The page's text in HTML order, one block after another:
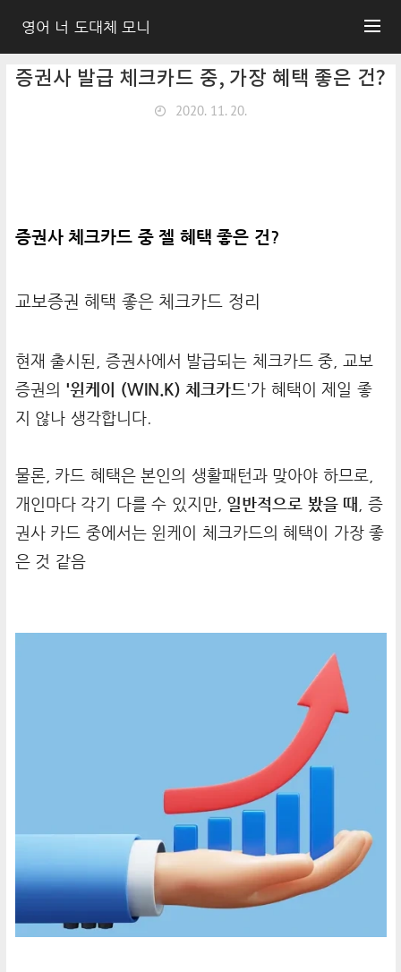
영어 너 도대체 모니
증권사 발급 체크카드 중, 가장 혜택 좋은 건?
2020. 11. 20.
증권사 체크카드 중 젤 혜택 좋은 건?
교보증권 혜택 좋은 체크카드 정리
현재 출시된, 증권사에서 발급되는 체크카드 중, 교보
증권의 '윈케이 (WIN.K) 체크카드'가 혜택이 제일 좋
지 않나 생각합니다.
물론, 카드 혜택은 본인의 생활패턴과 맞아야 하므로,
개인마다 각기 다를 수 있지만, 일반적으로 봤을 때
, 증
권사 카드 중에서는 윈케이 체크카드의 혜택이 가장 좋
은 것 같음